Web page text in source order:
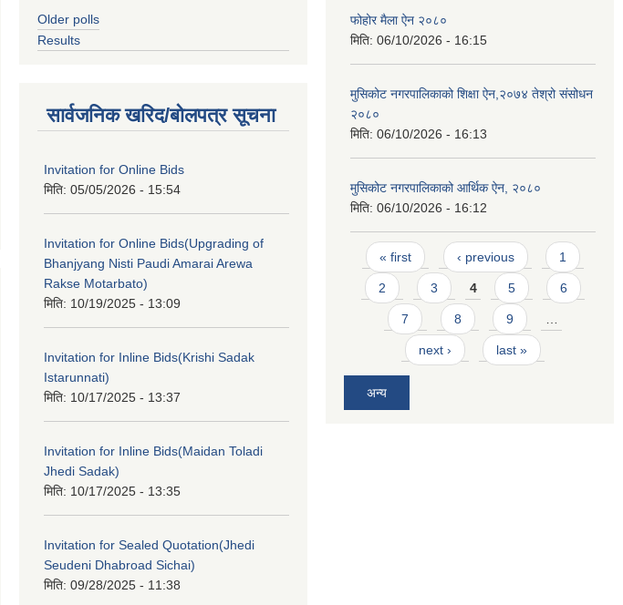
Older polls
Results
सार्वजनिक खरिद/बोलपत्र सूचना
Invitation for Online Bids
मिति: 05/05/2026 - 15:54
Invitation for Online Bids(Upgrading of
Bhanjyang Nisti Paudi Amarai Arewa
Rakse Motarbato)
मिति: 10/19/2025 - 13:09
Invitation for Inline Bids(Krishi Sadak
Istarunnati)
मिति: 10/17/2025 - 13:37
Invitation for Inline Bids(Maidan Toladi
Jhedi Sadak)
मिति: 10/17/2025 - 13:35
Invitation for Sealed Quotation(Jhedi
Seudeni Dhabroad Sichai)
मिति: 09/28/2025 - 11:38
फोहोर मैला ऐन २०८०
मिति: 06/10/2026 - 16:15
मुसिकोट नगरपालिकाको शिक्षा ऐन,२०७४ तेश्रो संसोधन
२०८०
मिति: 06/10/2026 - 16:13
मुसिकोट नगरपालिकाको आर्थिक ऐन, २०८०
मिति: 06/10/2026 - 16:12
Pages
« first ‹ previous 1
2 3 4 5 6
7 8 9 …
next › last »
अन्य